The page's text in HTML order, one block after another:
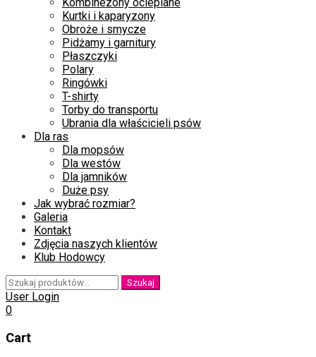
Kurtki i kaparyzony
Obroże i smycze
Pidżamy i garnitury
Płaszczyki
Polary
Ringówki
T-shirty
Torby do transportu
Ubrania dla właścicieli psów
Dla ras
Dla mopsów
Dla westów
Dla jamników
Duże psy
Jak wybrać rozmiar?
Galeria
Kontakt
Zdjęcia naszych klientów
Klub Hodowcy
Szukaj:
Szukaj
User Login
0
Cart